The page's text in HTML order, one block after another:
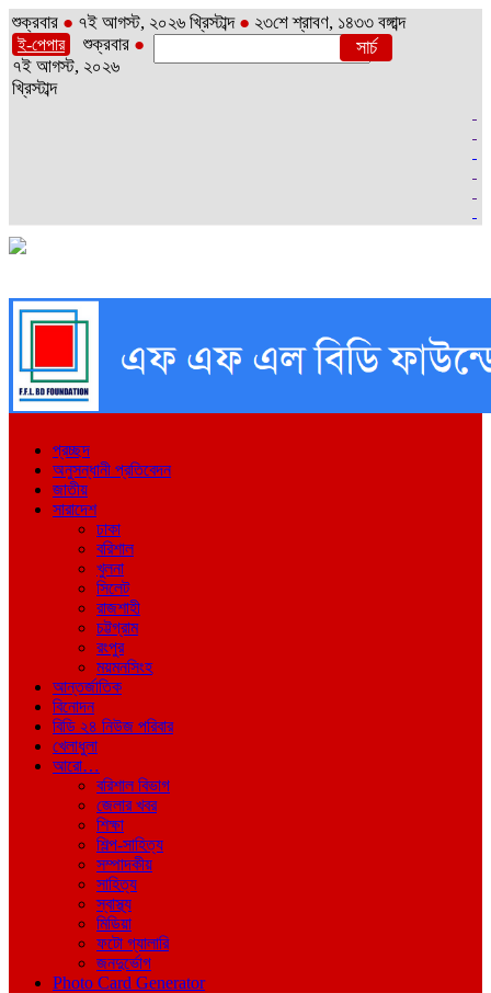
শুক্রবার ● ৭ই আগস্ট, ২০২৬ খ্রিস্টাব্দ ● ২৩শে শ্রাবণ, ১৪৩৩ বঙ্গাব্দ
ই-পেপার শুক্রবার ●
৭ই আগস্ট, ২০২৬
খ্রিস্টাব্দ
প্রচ্ছদ
অনুসন্ধানী প্রতিবেদন
জাতীয়
সারাদেশ
ঢাকা
বরিশাল
খুলনা
সিলেট
রাজশাহী
চট্টগ্রাম
রংপুর
ময়মনসিংহ
আন্তর্জাতিক
বিনোদন
বিডি ২৪ নিউজ পরিবার
খেলাধুলা
আরো…
বরিশাল বিভাগ
জেলার খবর
শিক্ষা
শিল্প-সাহিত্য
সম্পাদকীয়
সাহিত্য
স্বাস্থ্য
মিডিয়া
ফটো গ্যালারি
জনদুর্ভোগ
Photo Card Generator